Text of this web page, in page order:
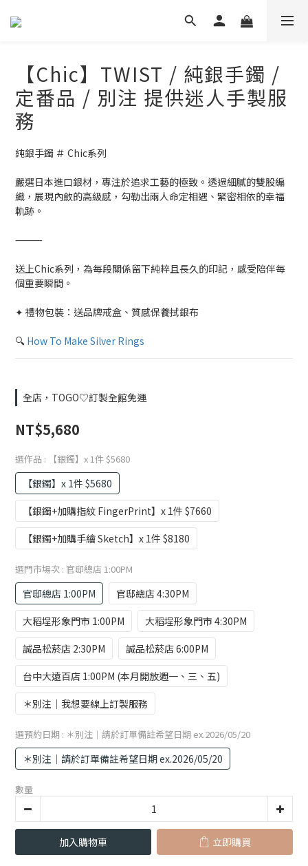
【Chic】TWIST / 純銀手鐲 /
定番品 / 別注 提供迷人手製服
務
純銀手鐲 ＃ Chic系列
嚴選日本進口銀材，專注於追求工藝的極致。透過細膩的雙股編
織，展現內斂的高級感，勾勒出兩人命定相遇、緊密相依的幸福
軌跡。
⸻
送上Chic系列，為每段關係留下純粹且長久的印記，感受陪伴每
個重要瞬間。
✦ 禮物包裝：送品牌戒盒、質感保養拭銀布
🔍 How To Make Silver Rings
全店，TOGO♡訂製全館免運
NT$5,680
選作品 : 【銀鐲】x 1件 $5680
【銀鐲】x 1件 $5680
【銀鐲+加購指紋 FingerPrint】x 1件 $7660
【銀鐲+加購手繪 Sketch】x 1件 $8180
選門市場次 : 官邸總店 1:00PM
官邸總店 1:00PM
官邸總店 4:30PM
大稻埕形象門市 1:00PM
大稻埕形象門市 4:30PM
誠品松菸店 2:30PM
誠品松菸店 6:00PM
台中大遠百店 1:00PM (本月開放週一、三、五)
＊別注｜我想要線上訂製服務
選預約日期 : ＊別注｜請於訂單備註希望日期 ex.2026/05/20
＊別注｜請於訂單備註希望日期 ex.2026/05/20
數量
加入購物車 立即購買